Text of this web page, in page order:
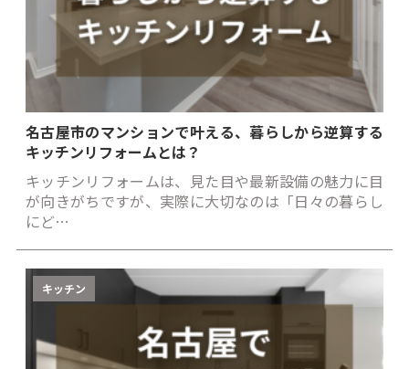
名古屋市のマンションで叶える、暮らしから逆算する
キッチンリフォームとは？
キッチンリフォームは、見た目や最新設備の魅力に目
が向きがちですが、実際に大切なのは「日々の暮らし
にど…
キッチン